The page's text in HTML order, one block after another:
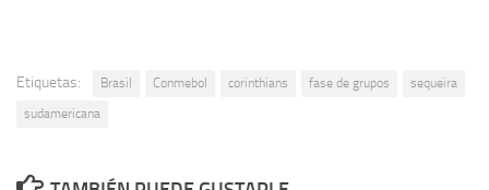
Etiquetas: Brasil Conmebol corinthians fase de grupos
sequeira
sudamericana